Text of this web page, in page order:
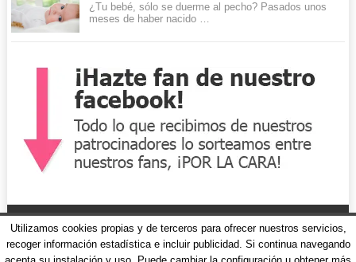
¿Tu bebé, sólo se duerme al pecho? Pasados unos
meses de haber nacido …
Utilizamos cookies propias y de terceros para ofrecer nuestros servicios,
recoger información estadística e incluir publicidad. Si continua navegando